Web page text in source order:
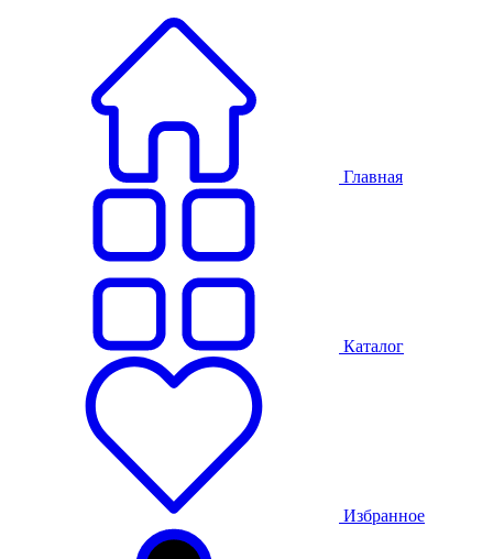
Главная
Каталог
Избранное